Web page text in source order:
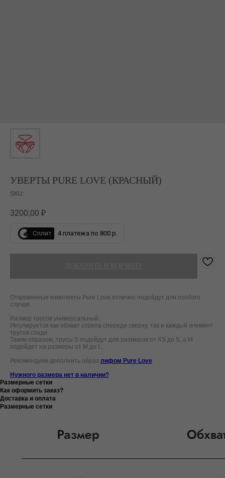
УВЕРТЫ PURE LOVE (КРАСНЫЙ)
SKU:
3200,00 ₽
Сплит 4 платежа по 800 р.
Откровенные комплекты Pure Love отлично подойдут для особого
случая.
Размер трусов универсальный.
Регулируется как обхват стрепа спереди сверху, так и каждый элемент
трусов сзади.
Таким образом, трусы S подойдут для размеров от XS до S, а M
подойдет на размеры от M до L.
Рекомендуем дополнить образ лифом Pure Love
Нужного размера нет в наличии?
Размерные сетки
Как оформить заказ?
Доставка и оплата
Размерные сетки